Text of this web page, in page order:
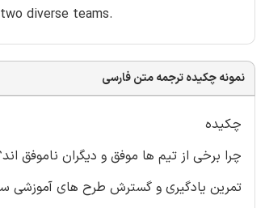
diverse teams.
نمونه چکیده ترجمه متن فارسی
چکیده
چرا برخی از تیم ها موفق و دیگران ناموفق
تمرین یادگیری و گسترش طرح های آموزشی